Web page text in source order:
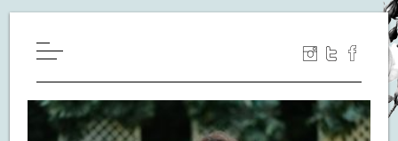
WILL YOU MARRY ME?